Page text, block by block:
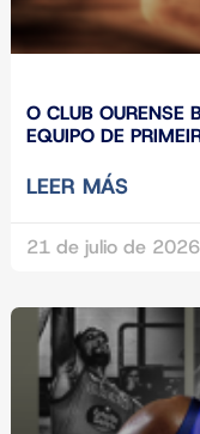
O CLUB OURENSE
EQUIPO DE
LEER MÁS
21 de julio de 2026